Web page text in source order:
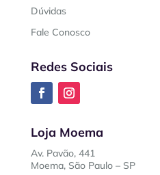
Dúvidas
Fale Conosco
Redes Sociais
Loja Moema
Av. Pavão, 441
Moema, São Paulo – SP